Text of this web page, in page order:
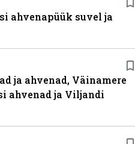
ahvenapüük suvel ja
ja ahvenad, Väinamere
ahvenad ja Viljandi